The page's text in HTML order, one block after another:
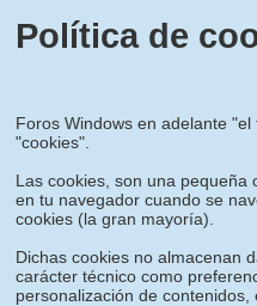
Política de
Foros Windows en adelante
"cookies".
Las cookies, son una pequeña
en tu navegador cuando se
cookies (la gran mayoría).
Dichas cookies no almacenan
carácter técnico como
personalización de contenidos,